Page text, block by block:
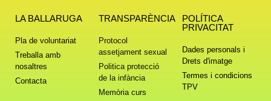
LA BALLARUGA
Pla de voluntariat
Treballa amb
nosaltres
Contacta
TRANSPARÈNCIA
Protocol
assetjament sexual
Politica protecció
de la infància
Memòria curs
POLÍTICA
PRIVACITAT
Dades personals i
Drets d'imatge
Termes i condicions
TPV